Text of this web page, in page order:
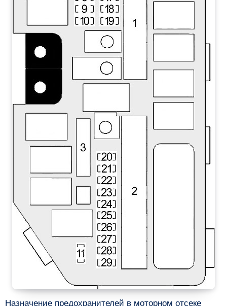
Назначение предохранителей в моторном отсеке